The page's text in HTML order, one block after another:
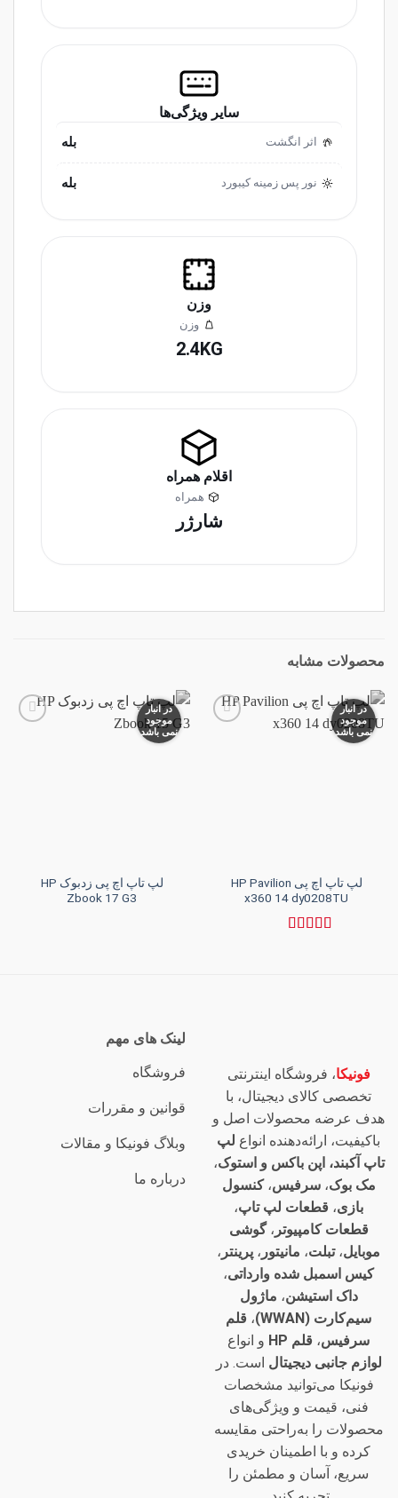
سایر ویژگی‌ها
اثر انگشت بله
نور پس زمینه کیبورد بله
وزن
وزن
2.4KG
اقلام همراه
همراه
شارژر
محصولات مشابه
در انبار
موجود
نمی باشد
لپ تاپ اچ پی HP Pavilion
x360 14 dy0208TU
در انبار
موجود
نمی باشد
لپ تاپ اچ پی زدبوک HP
Zbook 17 G3
فونیکا، فروشگاه اینترنتی
تخصصی کالای دیجیتال، با
هدف عرضه محصولات اصل و
باکیفیت، ارائه‌دهنده انواع لپ
تاپ آکبند، اپن باکس و استوک،
مک بوک،سرفیس،کنسول
بازی، قطعات لپ تاپ،
قطعات کامپیوتر ،گوشی
موبایل،تبلت، مانیتور ، پرینتر ،
کیس اسمبل شده وارداتی،
داک استیشن، ماژول
سیم‌کارت (WWAN)
، قلم
سرفیس، قلم HP
و انواع
لوازم جانبی دیجیتال است. در
فونیکا می‌توانید مشخصات
فنی، قیمت و ویژگی‌های
محصولات را به‌راحتی مقایسه
کرده و با اطمینان خریدی
سریع، آسان و مطمئن را
لینک های مهم
فروشگاه
قوانین و مقررات
وبلاگ فونیکا و مقالات
درباره ما